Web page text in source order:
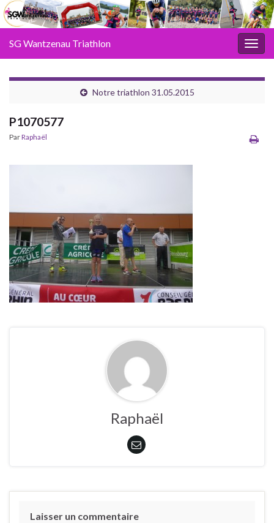
SG Wantzenau Triathlon
Notre triathlon 31.05.2015
P1070577
ParRaphaël
Raphaël
Laisser un commentaire